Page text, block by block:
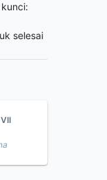
selesai